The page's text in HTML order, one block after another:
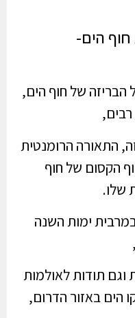
הים-
הבריזה של חוף הים,
רבים,
התאורה הרומנטית
הקסום של חוף
שלו.
במרבית ימות השנה
וגם תודות לאולמות
הים באזור הדרום,